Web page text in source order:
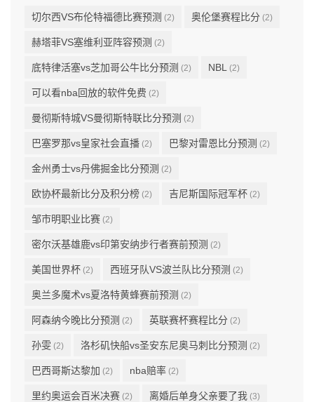
切尔西VS布伦特福德比赛预测 (2) 奥伦堡赛程比分 (2)
赫塔菲VS塞维利亚阵容预测 (2)
底特律活塞vs芝加哥公牛比分预测 (2) NBL (2)
可以看nba回放的软件免费 (2)
曼彻斯特城VS曼彻斯特联比分预测 (2)
巴塞罗那vs皇家社会直播 (2) 巴黎对雷恩比分预测 (2)
金州勇士vs丹佛掘金比分预测 (2)
欧协杯最新比分及积分榜 (2) 吉尼斯国际冠军杯 (2)
邹市明职业比赛 (2)
密尔沃基雄鹿vs印第安纳步行者赛前预测 (2)
美国世界杯 (2) 西班牙队VS波兰队比分预测 (2)
奥兰多魔术vs夏洛特黄蜂赛前预测 (2)
阿森纳今晚比分预测 (2) 英联赛杯赛程比分 (2)
孙雯 (2) 洛杉矶快船vs圣安东尼奥马刺比分预测 (2)
巴西哥斯达黎加 (2) nba赔率 (2)
里约奥运会百米决赛 (2) 离婚后单身父亲要了我 (3)